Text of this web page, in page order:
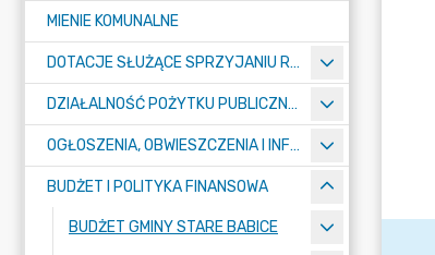
MIENIE KOMUNALNE
DOTACJE SŁUŻĄCE SPRZYJANIU ROZWOJOWI SPORTU
DZIAŁALNOŚĆ POŻYTKU PUBLICZNEGO I POMOC SPOŁECZNA – KONKURSY
OGŁOSZENIA, OBWIESZCZENIA I INFORMACJE
BUDŻET I POLITYKA FINANSOWA
BUDŻET GMINY STARE BABICE